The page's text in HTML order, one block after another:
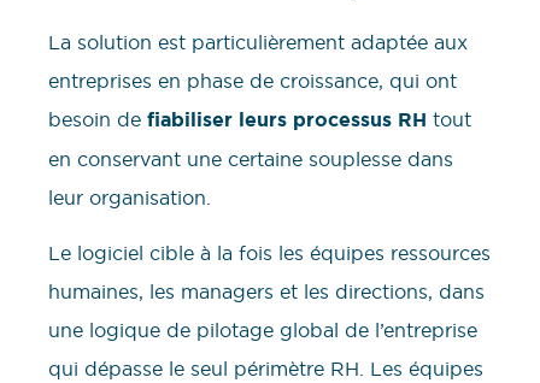
La solution est particulièrement adaptée aux
entreprises en phase de croissance, qui ont
besoin de fiabiliser leurs processus RH tout
en conservant une certaine souplesse dans
leur organisation.
Le logiciel cible à la fois les équipes ressources
humaines, les managers et les directions, dans
une logique de pilotage global de l’entreprise
qui dépasse le seul périmètre RH. Les équipes